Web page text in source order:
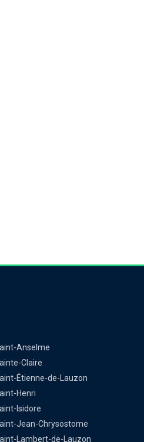
Anselme
Claire
Étienne-de-Lauzon
Henri
Isidore
Jean-Chrysostome
Lambert-de-Lauzon